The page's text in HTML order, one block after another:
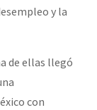
y la
de ellas llegó
con